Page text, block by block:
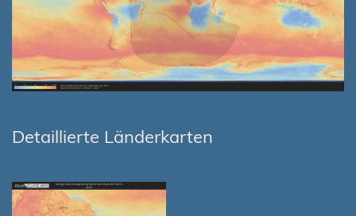
Detaillierte Länderkarten